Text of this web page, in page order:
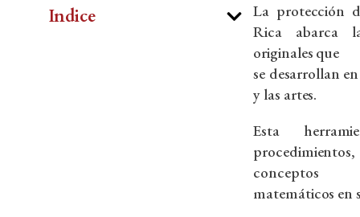
Indice
La protección
Rica abarca
originales que
se desarrollan
y las artes.
Esta
conceptos
matemáticos en